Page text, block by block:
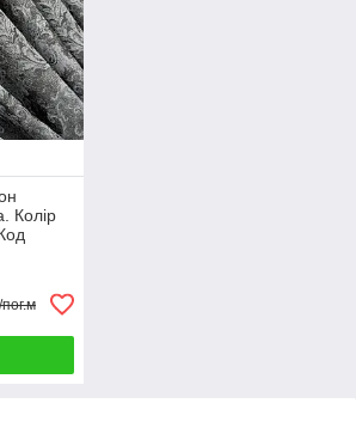
Колір